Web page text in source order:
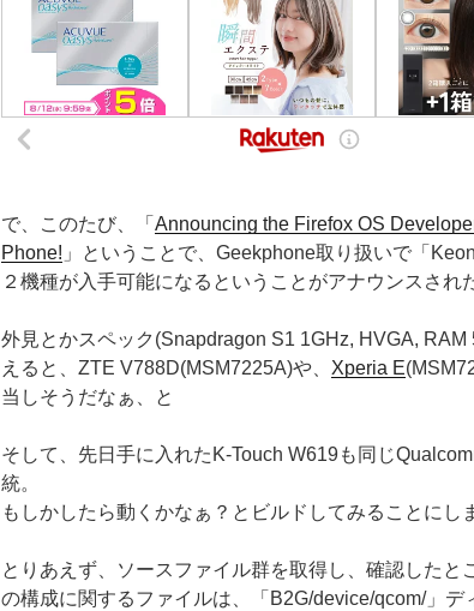
で、このたび、「 Announcing the Firefox OS
Phone! 」ということで、Geekphone取り扱いで「
２機種が入手可能になるということがアナウンスされ
外見とかスペック(Snapdragon S1 1GHz, HVGA, RAM
えると、ZTE V788D(MSM7225A)や、 Xperia E
当しそうだなぁ、と
そして、先日手に入れたK-Touch W619も同じ
統。
もしかしたら動くかなぁ？とビルドしてみることにし
とりあえず、ソースファイル群を取得し、確認したと
の構成に関するファイルは、「B2G/device/qcom/」デ